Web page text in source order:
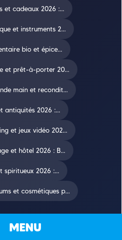
MENU
et cadeaux 2026 :...
et instruments 2...
bio et épice...
et prêt-à-porter 20...
main et recondit...
antiquités 2026 :...
et jeux vidéo 202...
et hôtel 2026 : B...
spiritueux 2026 :...
et cosmétiques p...